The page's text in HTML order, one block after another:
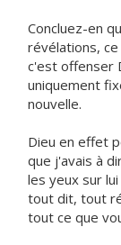
Concluez-en
révélations,
c'est offenser
uniquement
nouvelle.
Dieu en effet
que j'avais à
les yeux sur
tout dit, tout
tout ce que